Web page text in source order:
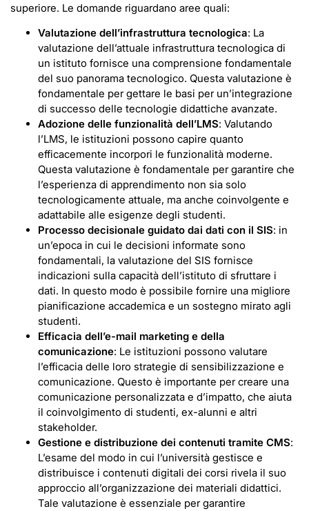
superiore. Le domande riguardano aree quali:
Valutazione dell’infrastruttura tecnologica: La
valutazione dell’attuale infrastruttura tecnologica di
un istituto fornisce una comprensione fondamentale
del suo panorama tecnologico. Questa valutazione è
fondamentale per gettare le basi per un’integrazione
di successo delle tecnologie didattiche avanzate.
Adozione delle funzionalità dell’LMS: Valutando
l’LMS, le istituzioni possono capire quanto
efficacemente incorpori le funzionalità moderne.
Questa valutazione è fondamentale per garantire che
l’esperienza di apprendimento non sia solo
tecnologicamente attuale, ma anche coinvolgente e
adattabile alle esigenze degli studenti.
Processo decisionale guidato dai dati con il SIS: in
un’epoca in cui le decisioni informate sono
fondamentali, la valutazione del SIS fornisce
indicazioni sulla capacità dell’istituto di sfruttare i
dati. In questo modo è possibile fornire una migliore
pianificazione accademica e un sostegno mirato agli
studenti.
Efficacia dell’e-mail marketing e della
comunicazione: Le istituzioni possono valutare
l’efficacia delle loro strategie di sensibilizzazione e
comunicazione. Questo è importante per creare una
comunicazione personalizzata e d’impatto, che aiuta
il coinvolgimento di studenti, ex-alunni e altri
stakeholder.
Gestione e distribuzione dei contenuti tramite CMS:
L’esame del modo in cui l’università gestisce e
distribuisce i contenuti digitali dei corsi rivela il suo
approccio all’organizzazione dei materiali didattici.
Tale valutazione è essenziale per garantire